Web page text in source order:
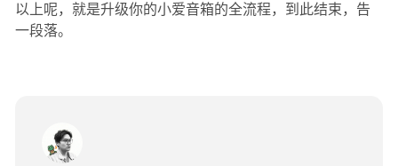
以上呢，就是升级你的小爱音箱的全流程，到此结束，告
一段落。